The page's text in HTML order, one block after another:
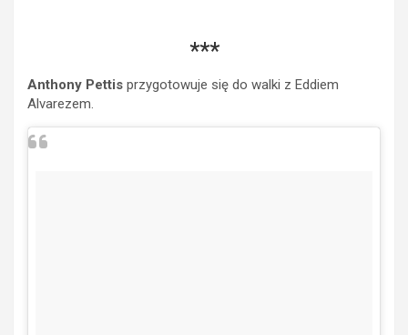
***
Anthony Pettis przygotowuje się do walki z Eddiem
Alvarezem.